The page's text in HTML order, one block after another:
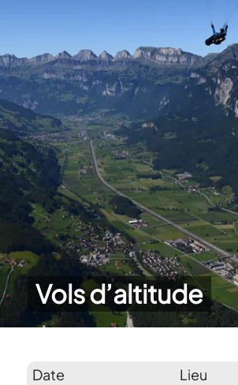
Vols d’altitude
Date Lieu